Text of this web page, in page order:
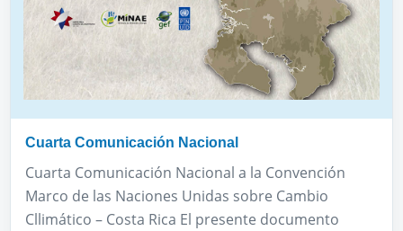
Cuarta Comunicación Nacional
Cuarta Comunicación Nacional a la Convención
Marco de las Naciones Unidas sobre Cambio
Cllimático – Costa Rica El presente documento